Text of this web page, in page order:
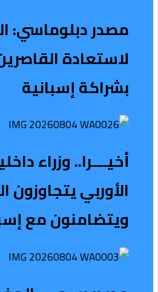
مصدر دبلوماسي:
لاستعادة
بشراكة إسبانية
أخيـــرا.. وزراء
الأوربي يتجاوزون
ويتضامنون مع